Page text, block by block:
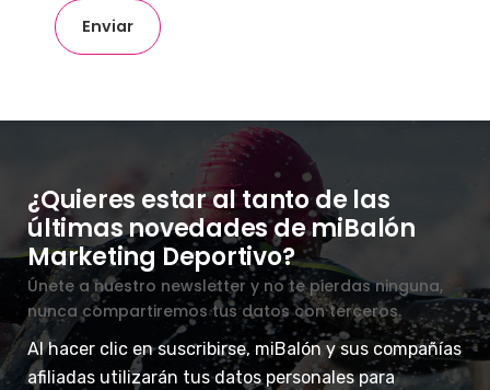
Enviar
¿Quieres estar al tanto de las
últimas novedades de miBalón
Marketing Deportivo?
Únete a nuestro newsletter y no te pierdas ninguna,
nunca compartiremos tus datos con terceros.
Al hacer clic en suscribirse, miBalón y sus compañías
afiliadas utilizarán tus datos personales para